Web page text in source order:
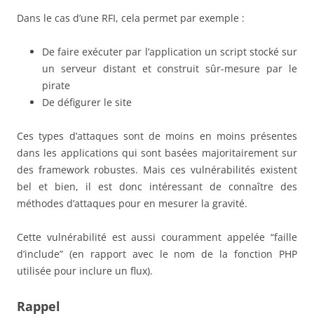
Dans le cas d’une RFI, cela permet par exemple :
De faire exécuter par l’application un script stocké sur
un serveur distant et construit sûr-mesure par le
pirate
De défigurer le site
Ces types d’attaques sont de moins en moins présentes
dans les applications qui sont basées majoritairement sur
des framework robustes. Mais ces vulnérabilités existent
bel et bien, il est donc intéressant de connaître des
méthodes d’attaques pour en mesurer la gravité.
Cette vulnérabilité est aussi couramment appelée “faille
d’include” (en rapport avec le nom de la fonction PHP
utilisée pour inclure un flux).
Rappel